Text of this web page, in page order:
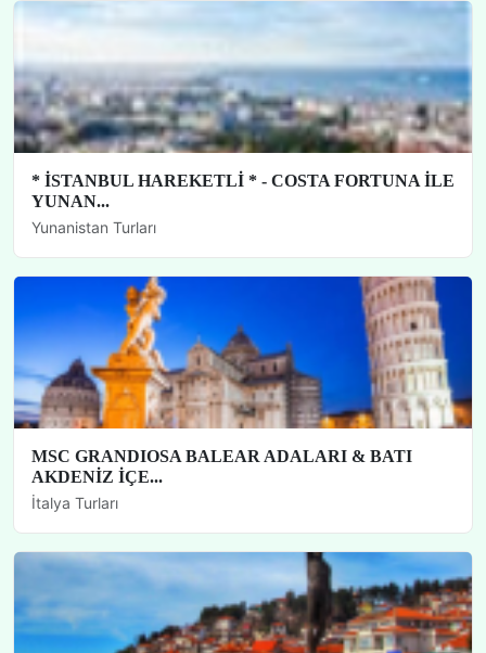
* İSTANBUL HAREKETLİ * - COSTA FORTUNA İLE
YUNAN...
Yunanistan Turları
MSC GRANDIOSA BALEAR ADALARI & BATI
AKDENİZ İÇE...
İtalya Turları